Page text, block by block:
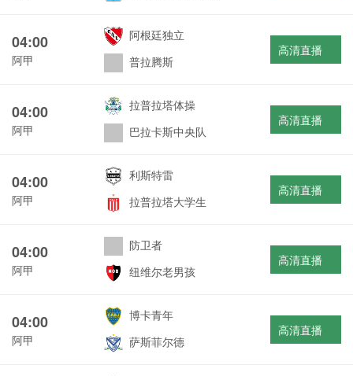
04:00
阿甲
阿根廷独立
普拉腾斯
高清直播
04:00
阿甲
拉普拉塔体操
巴拉卡斯中央队
高清直播
04:00
阿甲
利斯特雷
拉普拉塔大学生
高清直播
04:00
阿甲
防卫者
纽维尔老男孩
高清直播
04:00
阿甲
博卡青年
萨斯菲尔德
高清直播